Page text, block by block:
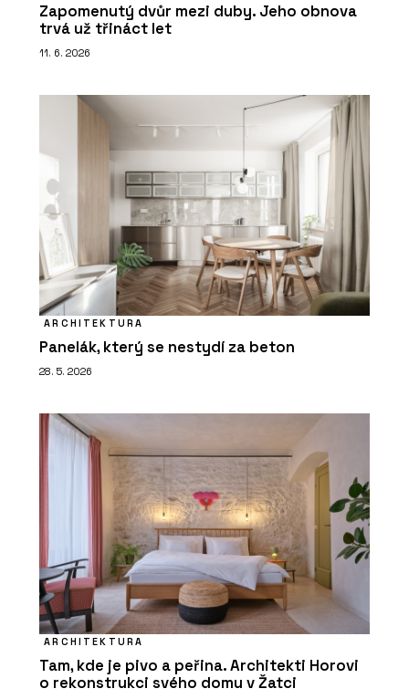
Zapomenutý dvůr mezi duby. Jeho obnova
trvá už třináct let
11. 6. 2026
ARCHITEKTURA
Panelák, který se nestydí za beton
28. 5. 2026
ARCHITEKTURA
Tam, kde je pivo a peřina. Architekti Horovi
o rekonstrukci svého domu v Žatci